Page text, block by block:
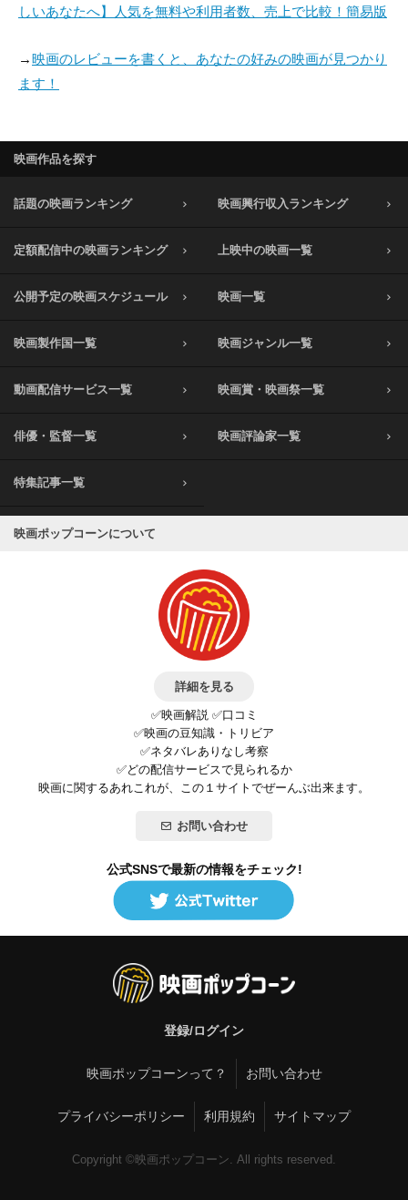
しいあなたへ】人気を無料や利用者数、売上で比較！簡易版
→映画のレビューを書くと、あなたの好みの映画が見つかり
ます！
映画作品を探す
話題の映画ランキング 映画興行収入ランキング
定額配信中の映画ランキング 上映中の映画一覧
公開予定の映画スケジュール 映画一覧
映画製作国一覧 映画ジャンル一覧
動画配信サービス一覧 映画賞・映画祭一覧
俳優・監督一覧 映画評論家一覧
特集記事一覧
映画ポップコーンについて
詳細を見る
✅映画解説 ✅口コミ
✅映画の豆知識・トリビア
✅ネタバレありなし考察
✅どの配信サービスで見られるか
映画に関するあれこれが、この１サイトでぜーんぶ出来ます。
お問い合わせ
公式SNSで最新の情報をチェック!
登録/ログイン
映画ポップコーンって？ お問い合わせ
プライバシーポリシー 利用規約 サイトマップ
Copyright ©映画ポップコーン. All rights reserved.